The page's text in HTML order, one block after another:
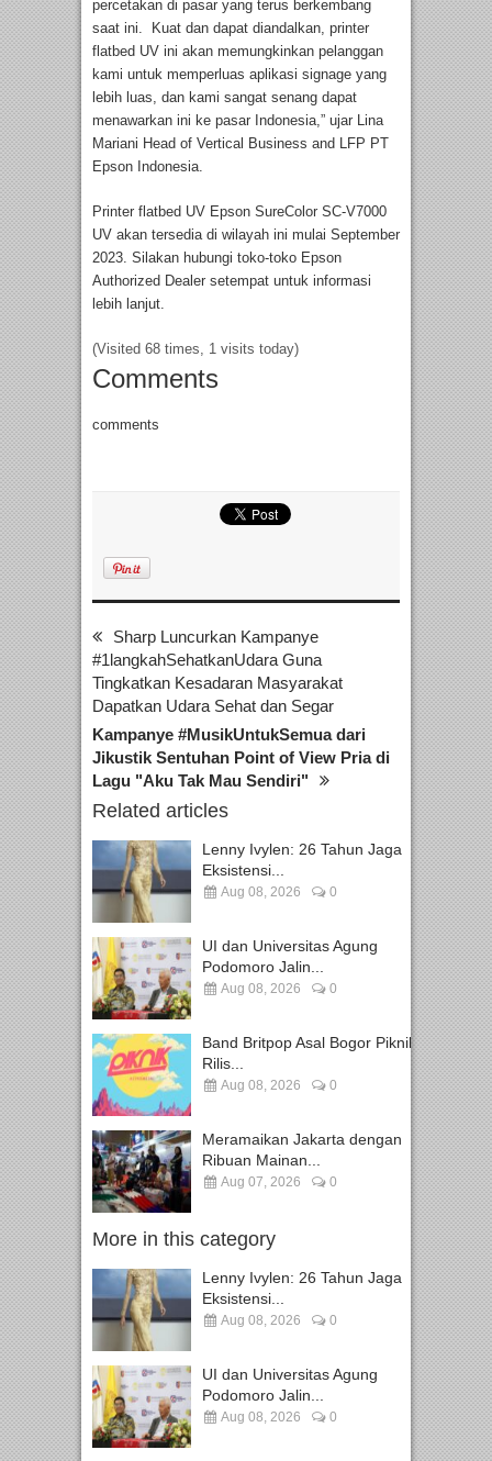
percetakan di pasar yang terus berkembang
saat ini. Kuat dan dapat diandalkan, printer
flatbed UV ini akan memungkinkan pelanggan
kami untuk memperluas aplikasi signage yang
lebih luas, dan kami sangat senang dapat
menawarkan ini ke pasar Indonesia,” ujar Lina
Mariani Head of Vertical Business and LFP PT
Epson Indonesia.
Printer flatbed UV Epson SureColor SC-V7000
UV akan tersedia di wilayah ini mulai September
2023. Silakan hubungi toko-toko Epson
Authorized Dealer setempat untuk informasi
lebih lanjut.
(Visited 68 times, 1 visits today)
Comments
comments
Sharp Luncurkan Kampanye
#1langkahSehatkanUdara Guna
Tingkatkan Kesadaran Masyarakat
Dapatkan Udara Sehat dan Segar
Kampanye #MusikUntukSemua dari
Jikustik Sentuhan Point of View Pria di
Lagu "Aku Tak Mau Sendiri"
Related articles
Lenny Ivylen: 26 Tahun Jaga
Eksistensi...
Aug 08, 2026 0
UI dan Universitas Agung
Podomoro Jalin...
Aug 08, 2026 0
Band Britpop Asal Bogor Piknik
Rilis...
Aug 08, 2026 0
Meramaikan Jakarta dengan
Ribuan Mainan...
Aug 07, 2026 0
More in this category
Lenny Ivylen: 26 Tahun Jaga
Eksistensi...
Aug 08, 2026 0
UI dan Universitas Agung
Podomoro Jalin...
Aug 08, 2026 0